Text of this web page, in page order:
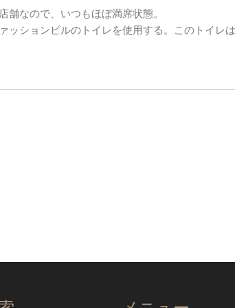
舗なので、いつもほぼ満席状態。
ッションビルのトイレを使用する。このトイレ